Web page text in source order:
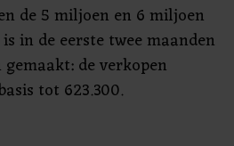
de 5 miljoen en 6 miljoen
in de eerste twee maanden
de verkopen
tot 623.300.